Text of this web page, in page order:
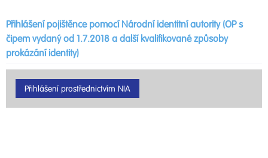
Přihlášení pojištěnce pomocí Národní identitní autority (OP s
čipem vydaný od 1.7.2018 a další kvalifikované způsoby
prokázání identity)